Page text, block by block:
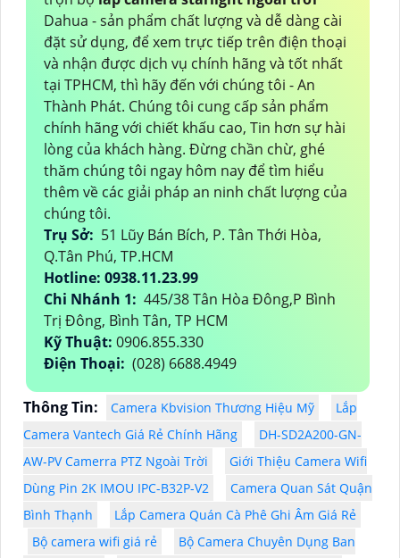
Dahua - sản phẩm chất lượng và dễ dàng cài
đặt sử dụng, để xem trực tiếp trên điện thoại
và nhận được dịch vụ chính hãng và tốt nhất
tại TPHCM, thì hãy đến với chúng tôi - An
Thành Phát. Chúng tôi cung cấp sản phẩm
chính hãng với chiết khấu cao, Tin hơn sự hài
lòng của khách hàng. Đừng chần chừ, ghé
thăm chúng tôi ngay hôm nay để tìm hiểu
thêm về các giải pháp an ninh chất lượng của
chúng tôi.
Trụ Sở: 51 Lũy Bán Bích, P. Tân Thới Hòa,
Q.Tân Phú, TP.HCM
Hotline: 0938.11.23.99
Chi Nhánh 1: 445/38 Tân Hòa Đông,P Bình
Trị Đông, Bình Tân, TP HCM
Kỹ Thuật: 0906.855.330
Điện Thoại: (028) 6688.4949
Thông Tin: Camera Kbvision Thương Hiệu Mỹ
Lắp
Camera Vantech Giá Rẻ Chính Hãng
DH-SD2A200-GN-
AW-PV Camerra PTZ Ngoài Trời
Giới Thiệu Camera Wifi
Dùng Pin 2K IMOU IPC-B32P-V2
Camera Quan Sát Quận
Bình Thạnh
Lắp Camera Quán Cà Phê Ghi Âm Giá Rẻ
Bộ camera wifi giá rẻ
Bộ Camera Chuyên Dụng Ban